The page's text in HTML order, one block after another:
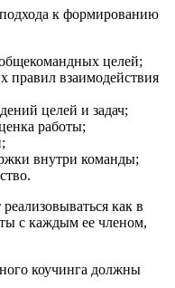
к формированию
целей;
правил взаимодействия
целей и задач;
работы;
внутри команды;
как в
с каждым ее членом,
коучинга должны